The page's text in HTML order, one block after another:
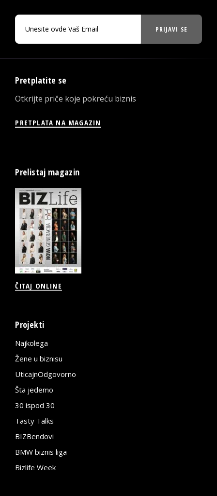
PRIJAVI SE
Pretplatite se
Otkrijte priče koje pokreću biznis
PRETPLATA NA MAGAZIN
Prelistaj magazin
ČITAJ ONLINE
Projekti
Najkolega
Žene u biznisu
UticajnOdgovorno
Šta jedemo
30 ispod 30
Tasty Talks
BIZBendovi
BMW biznis liga
Bizlife Week